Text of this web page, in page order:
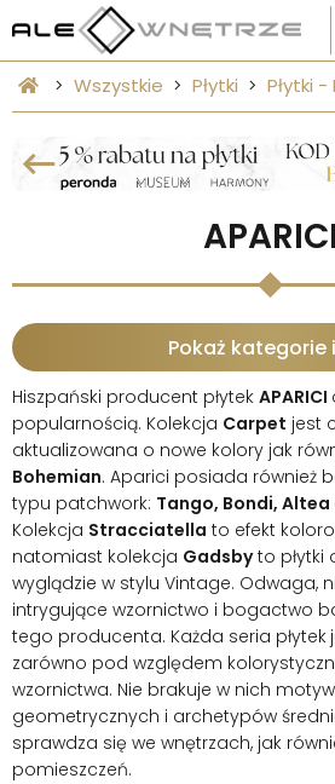
Wszystkie Płytki Płytki -
APARICI
Pokaż kategorie
Hiszpański producent płytek APARICI
popularnością. Kolekcja Carpet jest
aktualizowana o nowe kolory jak
Bohemian. Aparici posiada również
typu patchwork: Tango, Bondi, Altea
Kolekcja Stracciatella to efekt
natomiast kolekcja Gadsbyto płytki
wyglądzie w stylu Vintage. Odwaga,
intrygujące wzornictwo i bogactwo
tego producenta. Każda seria płytek
zarówno pod względem
wzornictwa. Nie brakuje w nich
geometrycznych i archetypów
sprawdza się we wnętrzach, jak
pomieszczeń.